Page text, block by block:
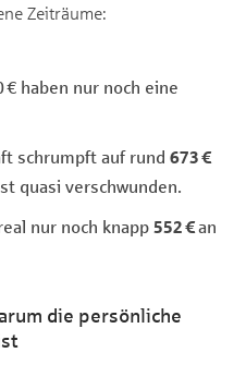
Zeiträume:
€ haben nur noch eine
schrumpft auf rund 673 €
quasi verschwunden.
nur noch knapp 552 €an
die persönliche